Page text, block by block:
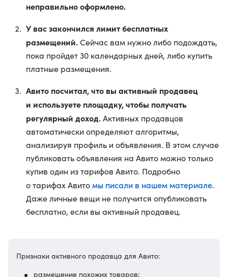
неправильно оформлено.
У вас закончился лимит бесплатных
размещений.Сейчас вам нужно либо подождать,
пока пройдет 30 календарных дней, либо купить
платные размещения.
Авито посчитал, что вы активный продавец
и используете площадку, чтобы получать
регулярный доход.Активных продавцов
автоматически определяют алгоритмы,
анализируя профиль и объявления. В этом случае
публиковать объявления на Авито можно только
купив один из тарифов Авито. Подробно
о тарифах Авито мы писали в нашем материале.
Даже личные вещи не получится опубликовать
бесплатно, если вы активный продавец.
Признаки активного продавца для Авито:
размещение похожих товаров;